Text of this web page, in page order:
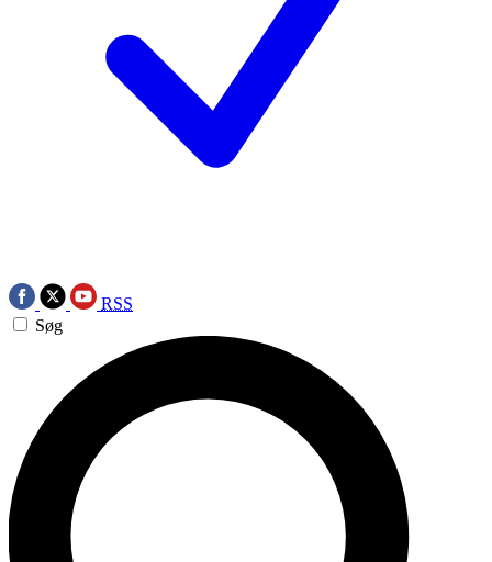
RSS
Søg